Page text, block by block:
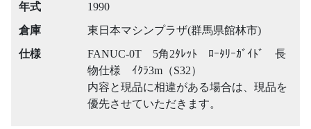
年式
1990
倉庫
東日本マシンプラザ(群馬県館林市)
仕様
FANUC-0T 5角2ﾀﾚｯﾄ ﾛｰﾀﾘｰｶﾞｲﾄﾞ 長
物仕様 ｲｸﾗ3m（S32）
内容と現品に相違がある場合は、現品を
優先させていただきます。